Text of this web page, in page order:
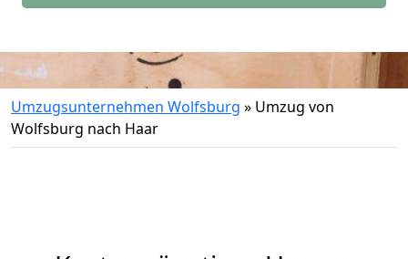
Umzugsunternehmen Wolfsburg » Umzug von
Wolfsburg nach Haar